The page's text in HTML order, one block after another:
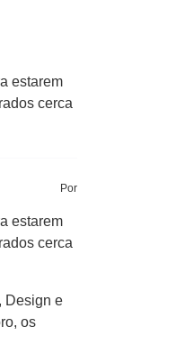
estarem
cerca
Por
estarem
cerca
Design e
os